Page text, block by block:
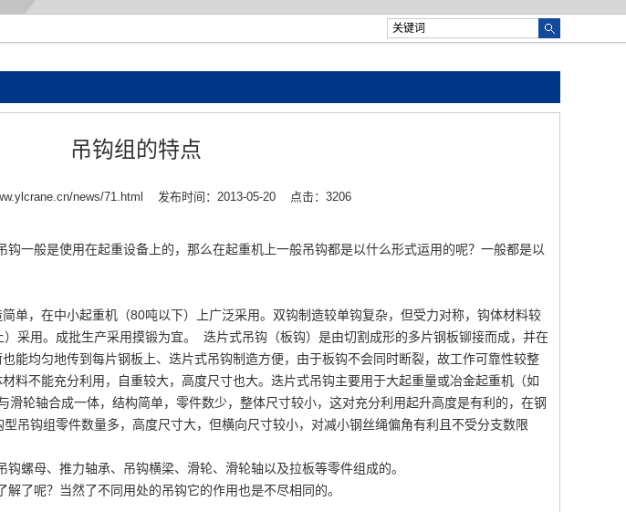
吊钩组的特点
news/71.html 发布时间：2013-05-20 点击：3206
一般是使用在起重设备上的，那么在起重机上一般吊钩都是以什么形式运用的呢？一般都是以
，在中小起重机（80吨以下）上广泛采用。双钩制造较单钩复杂，但受力对称，钩体材料较
采用。成批生产采用摸锻为宜。 迭片式吊钩（板钩）是由切割成形的多片钢板铆接而成，并在
能均匀地传到每片钢板上、迭片式吊钩制造方便，由于板钩不会同时断裂，故工作可靠性较整
料不能充分利用，自重较大，高度尺寸也大。迭片式吊钩主要用于大起重量或冶金起重机（如
轮轴合成一体，结构简单，零件数少，整体尺寸较小，这对充分利用起升高度是有利的，在钢
吊钩组零件数量多，高度尺寸大，但横向尺寸较小，对减小钢丝绳偏角有利且不受分支数限
螺母、推力轴承、吊钩横梁、滑轮、滑轮轴以及拉板等零件组成的。
了呢？当然了不同用处的吊钩它的作用也是不尽相同的。